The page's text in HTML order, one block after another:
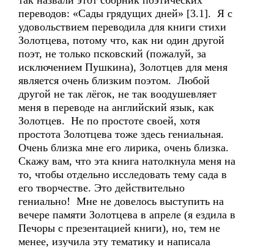
переводов: «Сады грядущих дней» [3.1]. Я с
удовольствием переводила для книги стихи
Золотцева, потому что, как ни один другой
поэт, не только псковский (пожалуй, за
исключением Пушкина), Золотцев для меня
является очень близким поэтом. Любой
другой не так лёгок, не так воодушевляет
меня в переводе на английский язык, как
Золотцев. Не по простоте своей, хотя
простота Золотцева тоже здесь гениальная.
Очень близка мне его лирика, очень близка.
Скажу вам, что эта книга натолкнула меня на
то, чтобы отдельно исследовать тему сада в
его творчестве. Это действительно
гениально! Мне не довелось выступить на
вечере памяти Золотцева в апреле (я ездила в
Печоры с презентацией книги), но, тем не
менее, изучила эту тематику и написала